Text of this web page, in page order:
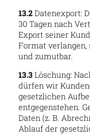
13.2Datenexport:
30 Tagen nach
Export seiner
Format
und zumutbar.
13.3Löschung:
dürfen wir
gesetzlichen
entgegenstehen.
Daten (z. B.
Ablauf der